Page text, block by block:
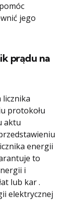
jego
prądu na
licznika
protokołu
aktu
energii
to
i
lub kar .
elektrycznej